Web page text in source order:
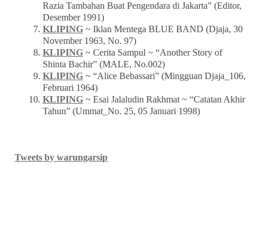
Razia Tambahan Buat Pengendara di Jakarta” (Editor,
Desember 1991)
KLIPING~ Iklan Mentega BLUE BAND (Djaja, 30
November 1963, No. 97)
KLIPING~ Cerita Sampul ~ “Another Story of
Shinta Bachir” (MALE, No.002)
KLIPING~ “Alice Bebassari” (Mingguan Djaja_106,
Februari 1964)
KLIPING~ Esai Jalaludin Rakhmat ~ “Catatan Akhir
Tahun” (Ummat_No. 25, 05 Januari 1998)
Tweets by warungarsip